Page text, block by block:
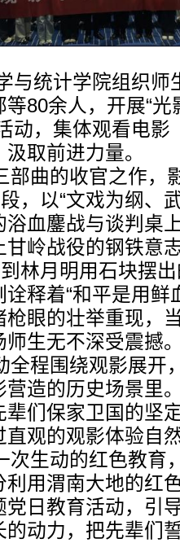
与统计学院组织师
80余人，开展“
动，集体观看电
取前进力量。
部曲的收官之作，
，以“文戏为纲、
血鏖战与谈判桌
甘岭战役的钢铁意
林月明用石块摆
释着“和平是用鲜
枪眼的壮举重现，
师生无不深受震撼
全程围绕观影展开
营造的历史场景里
辈们保家卫国的坚
观的观影体验自
次生动的红色教育
利用渭南大地的红
党日教育活动，引
的动力，把先辈们